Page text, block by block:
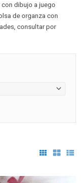
dibujo a juego
de organza con
consultar por